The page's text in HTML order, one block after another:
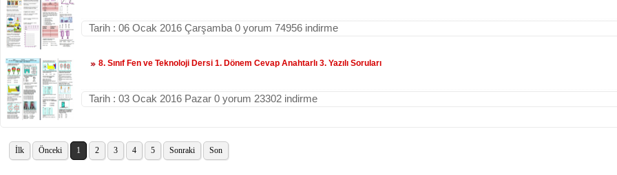
Tarih : 06 Ocak 2016 Çarşamba 0 yorum 74956 indirme
8. Sınıf Fen ve Teknoloji Dersi 1. Dönem Cevap Anahtarlı 3. Yazılı Soruları
Tarih : 03 Ocak 2016 Pazar 0 yorum 23302 indirme
İlk Önceki 1 2 3 4 5 Sonraki Son